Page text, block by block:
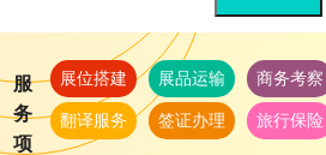
服
务
项
展位搭建 展品运输 商务考察
翻译服务 签证办理 旅行保险